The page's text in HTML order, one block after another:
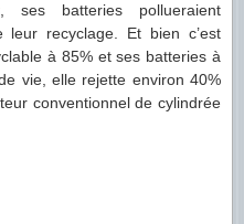
ses batteries pollueraient
recyclage. Et bien c’est
à 85% et ses batteries à
vie, elle rejette environ 40%
conventionnel de cylindrée